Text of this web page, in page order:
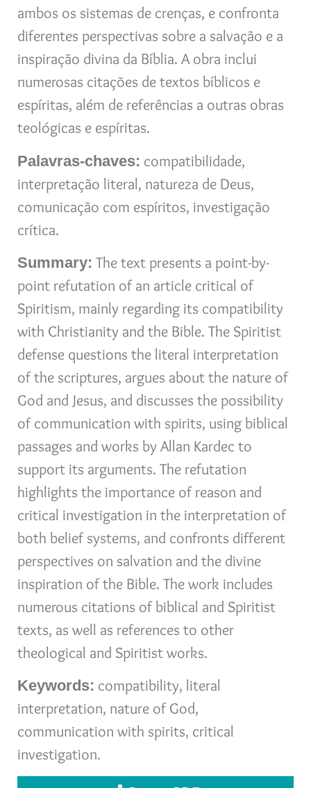
ambos os sistemas de crenças, e confronta
diferentes perspectivas sobre a salvação e a
inspiração divina da Bíblia. A obra inclui
numerosas citações de textos bíblicos e
espíritas, além de referências a outras obras
teológicas e espíritas.
Palavras-chaves: compatibilidade,
interpretação literal, natureza de Deus,
comunicação com espíritos, investigação
crítica.
Summary: The text presents a point-by-
point refutation of an article critical of
Spiritism, mainly regarding its compatibility
with Christianity and the Bible. The Spiritist
defense questions the literal interpretation
of the scriptures, argues about the nature of
God and Jesus, and discusses the possibility
of communication with spirits, using biblical
passages and works by Allan Kardec to
support its arguments. The refutation
highlights the importance of reason and
critical investigation in the interpretation of
both belief systems, and confronts different
perspectives on salvation and the divine
inspiration of the Bible. The work includes
numerous citations of biblical and Spiritist
texts, as well as references to other
theological and Spiritist works.
Keywords: compatibility, literal
interpretation, nature of God,
communication with spirits, critical
investigation.